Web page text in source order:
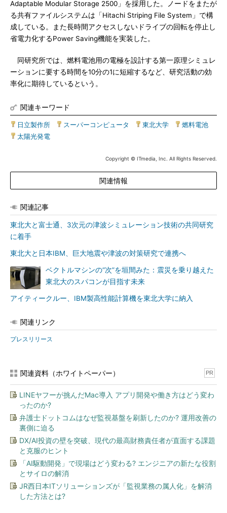
Adaptable Modular Storage 2500」を採用した。ノードをまたが
る共有ファイルシステムは「Hitachi Striping File System」で構
成している。また長時間アクセスしないドライブの回転を停止し
省電力化するPower Saving機能を実装した。
同研究所では、燃料電池用の電極を設計する第一原理シミュレ
ーションに要する時間を10分の1に短縮するなど、研究活動の効
率化に期待しているという。
関連キーワード
日立製作所 スーパーコンピュータ 東北大学 燃料電池
太陽光発電
Copyright © ITmedia, Inc. All Rights Reserved.
関連情報
関連記事
東北大と富士通、3次元の津波シミュレーション技術の共同研究
に着手
東北大と日本IBM、巨大地震や津波の対策研究で連携へ
ベクトルマシンの“次”を垣間みた：震災を乗り越えた
東北大のスパコンが目指す未来
アイティークルー、IBM製高性能計算機を東北大学に納入
関連リンク
プレスリリース
関連資料（ホワイトペーパー） PR
LINEヤフーが挑んだMac導入 アプリ開発や働き方はどう変わ
ったのか?
弁護士ドットコムはなぜ監視基盤を刷新したのか? 運用改善の
裏側に迫る
DX/AI投資の壁を突破、現代の最高財務責任者が直面する課題
と克服のヒント
「AI駆動開発」で現場はどう変わる? エンジニアの新たな役割
とサイロの解消
JR西日本ITソリューションズが「監視業務の属人化」を解消
した方法とは?